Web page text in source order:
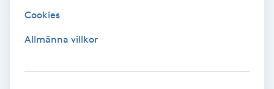
Cookies
Allmänna villkor